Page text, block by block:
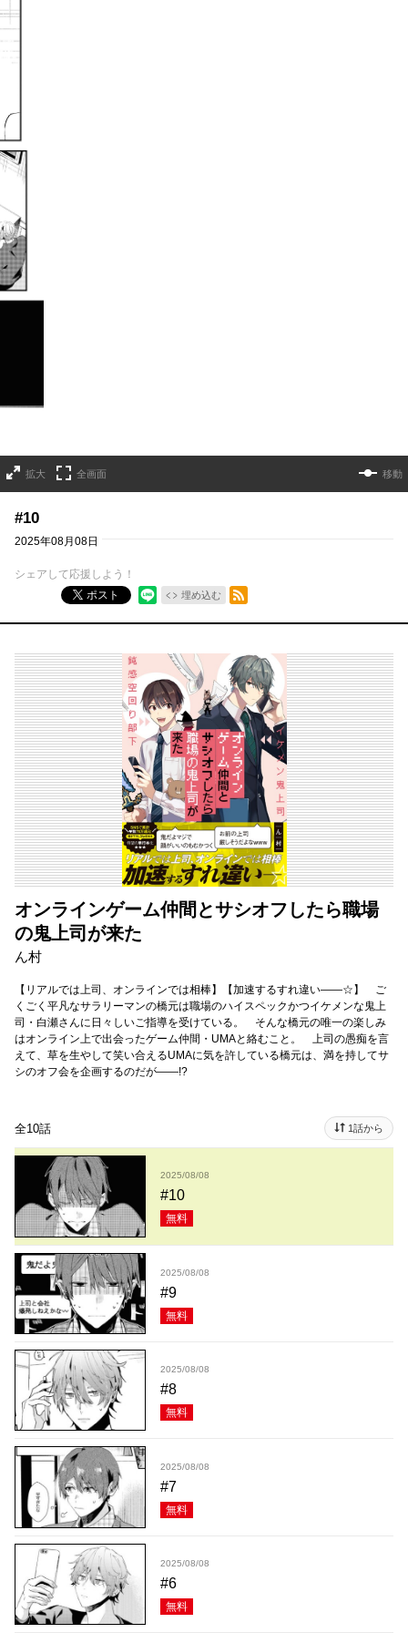
拡大 全画面 移動
#10
2025年08月08日
シェアして応援しよう！
ポスト
埋め込む
RSSフィード
オンラインゲーム仲間とサシオフしたら職場
の鬼上司が来た
ん村
【リアルでは上司、オンラインでは相棒】【加速するすれ違い――☆】 ご
くごく平凡なサラリーマンの橋元は職場のハイスペックかつイケメンな鬼上
司・白瀬さんに日々しいご指導を受けている。 そんな橋元の唯一の楽しみ
はオンライン上で出会ったゲーム仲間・UMAと絡むこと。 上司の愚痴を言
えて、草を生やして笑い合えるUMAに気を許している橋元は、満を持してサ
シのオフ会を企画するのだが――!?
全10話 1話から
2025/08/08
#10
無料
2025/08/08
#9
無料
2025/08/08
#8
無料
2025/08/08
#7
無料
2025/08/08
#6
無料